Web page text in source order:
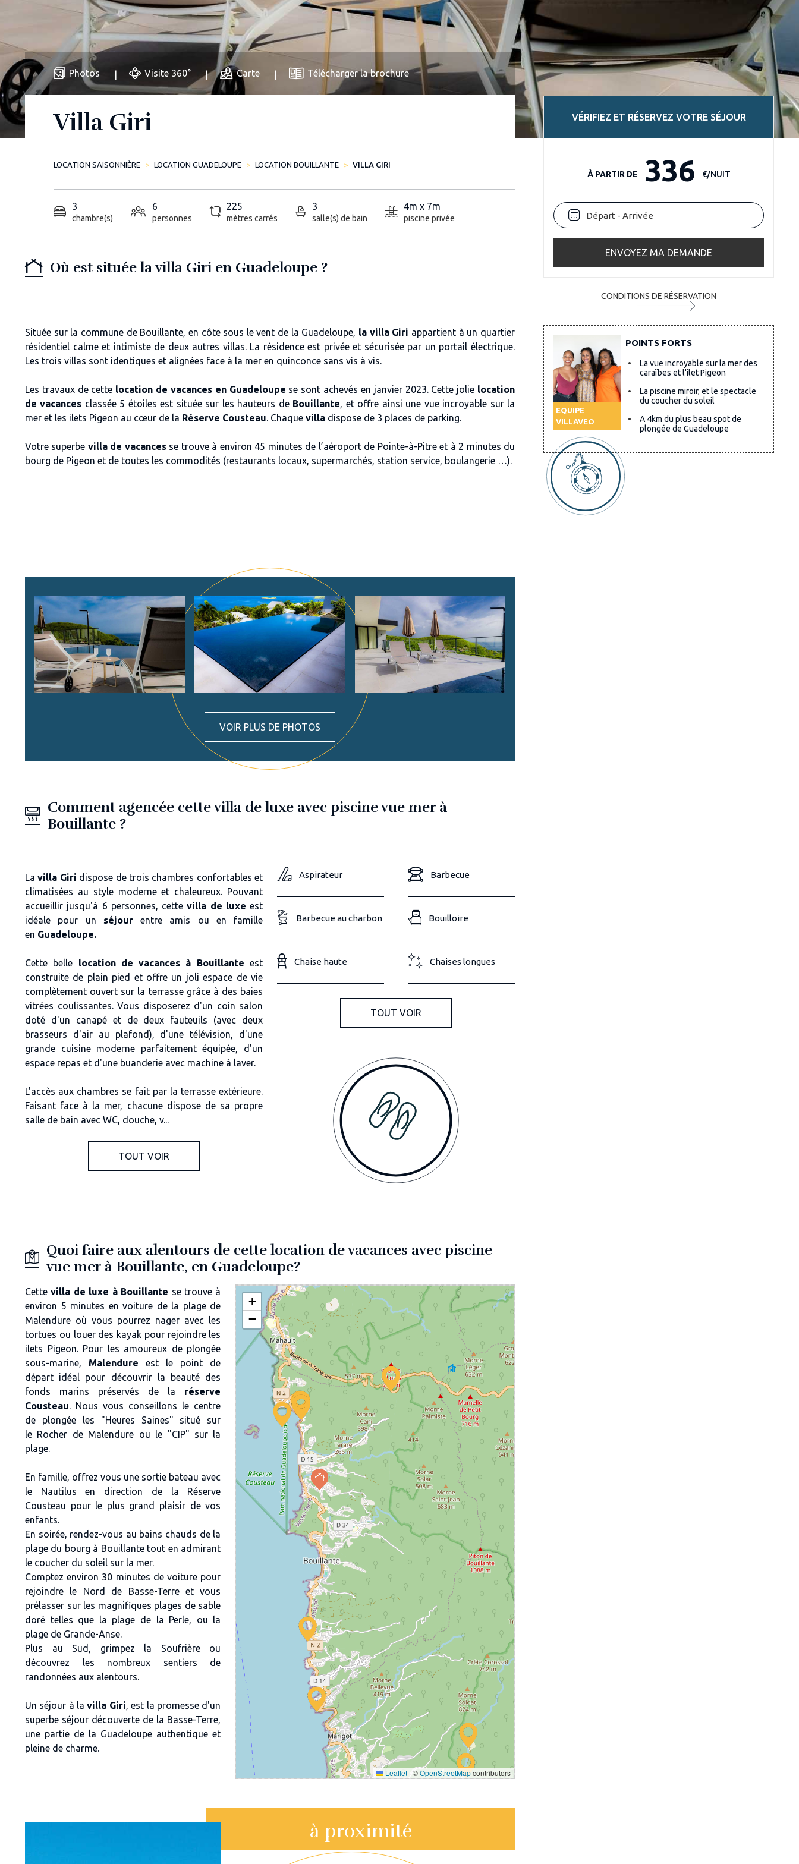
Photos Visite 360° Carte Télécharger la brochure
Villa Giri
LOCATION SAISONNIÈRE LOCATION GUADELOUPE LOCATION BOUILLANTE VILLA GIRI
3
chambre(s)
6
personnes
225
mètres carrés
3
salle(s) de bain
4m x 7m
piscine privée
Où est située la villa Giri en Guadeloupe ?
Située sur la commune de Bouillante, en côte sous le vent de la Guadeloupe, la villa Giri appartient à un quartier
résidentiel calme et intimiste de deux autres villas. La résidence est privée et sécurisée par un portail électrique.
Les trois villas sont identiques et alignées face à la mer en quinconce sans vis à vis.
Les travaux de cette location de vacances en Guadeloupe se sont achevés en janvier 2023. Cette jolie location
de vacances classée 5 étoiles est située sur les hauteurs de Bouillante, et offre ainsi une vue incroyable sur la
mer et les ilets Pigeon au cœur de la Réserve Cousteau. Chaque villa dispose de 3 places de parking.
Votre superbe villa de vacancesse trouve à environ 45 minutes de l’aéroport de Pointe-à-Pitre et à 2 minutes du
bourg de Pigeon et de toutes les commodités (restaurants locaux, supermarchés, station service, boulangerie …).
VOIR PLUS DE PHOTOS
Comment agencée cette villa de luxe avec piscine vue mer à
Bouillante ?
Lavilla Giri dispose de trois chambres confortables et
climatisées au style moderne et chaleureux. Pouvant
accueillir jusqu'à 6 personnes, cettevilla de luxe est
idéale pour un séjourentre amis ou en famille
en Guadeloupe.
Cette belle location de vacances à Bouillante est
construite de plain pied et offre un joli espace de vie
complètement ouvert sur la terrasse grâce à des baies
vitrées coulissantes. Vous disposerez d'un coin salon
doté d'un canapé et de deux fauteuils (avec deux
brasseurs d'air au plafond), d'une télévision, d'une
grande cuisine moderne parfaitement équipée, d'un
espace repas et d'une buanderie avec machine à laver.
L'accès aux chambres se fait par la terrasse extérieure.
Faisant face à la mer, chacune dispose de sa propre
salle de bain avec WC, douche, v...
TOUT VOIR
Aspirateur Barbecue
Barbecue au charbon Bouilloire
Chaise haute Chaises longues
TOUT VOIR
Quoi faire aux alentours de cette location de vacances avec piscine
vue mer à Bouillante, en Guadeloupe?
Cettevilla de luxe à Bouillante se trouve à
environ 5 minutes en voiture de la plage de
Malendure où vous pourrez nager avec les
tortues ou louer des kayak pour rejoindre les
ilets Pigeon. Pour les amoureux de plongée
sous-marine
Malendureest le point de
départ idéal pour découvrir la beauté des
fonds marins préservés de la réserve
Cousteau . Nous vous conseillons le centre
de plongéeles "Heures Saines" situé sur
le Rocher de Malendure ou le "CIP" sur la
plage.
En famille, offrez vous une sortie bateau avec
le Nautilus en direction de la Réserve
Cousteau pour le plus grand plaisir de vos
enfants.
En soirée, rendez-vous au bains chauds de la
plage du bourg à Bouillante tout en admirant
le coucher du soleil sur la mer.
Comptez environ 30 minutes de voiture pour
rejoindre le Nord de Basse-Terre et vous
prélasser sur les magnifiques plages de sable
doré telles que la plage de la Perle, ou la
plage de Grande-Anse.
Plus au Sud, grimpez la Soufrière ou
découvrez les nombreux sentiers de
randonnées aux alentours.
Un séjour à lavilla Giri , est la promesse d'un
superbe séjour découverte de la Basse-Terre,
une partie de la Guadeloupe authentique et
pleine de charme.
+
−
Leaflet | ©OpenStreetMapcontributors
à proximité
VÉRIFIEZ ET RÉSERVEZ VOTRE SÉJOUR
À PARTIR DE 336 €/NUIT
ENVOYEZ MA DEMANDE
CONDITIONS DE RÉSERVATION
EQUIPE
VILLAVEO
POINTS FORTS
La vue incroyable sur la mer des
caraïbes et l'ilet Pigeon
La piscine miroir, et le spectacle
du coucher du soleil
A 4km du plus beau spot de
plongée de Guadeloupe